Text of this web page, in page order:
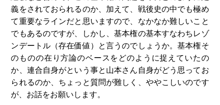
義をされておられるのか、加えて、戦後史の中でも極め
て重要なラインだと思いますので、なかなか難しいこと
でもあるのですが、しかし、基本権の基本すなわちレゾ
ンデートル（存在価値）と言うのでしょうか。基本権そ
のものの在り方論のベースをどのように捉えていたの
か、連合自身がという事と山本さん自身がどう思ってお
られるのか、ちょっと質問が難しく、ややこしいのです
が、お話をお願いします。